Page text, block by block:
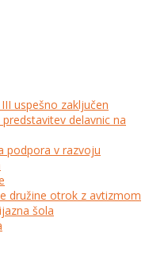
uspešno zaključen
delavnic na
podpora v razvoju
družine otrok z avtizmom
šola